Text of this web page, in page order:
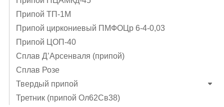
Припой ТП-1М
Припой циркониевый ПМФОЦр 6-4-0,03
Припой ЦОП-40
Сплав Д’Арсенваля (припой)
Сплав Розе
Твердый припой
Третник (припой Ол62Св38)